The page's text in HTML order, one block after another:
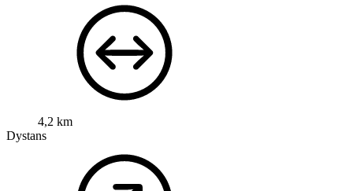
4,2 km
Dystans